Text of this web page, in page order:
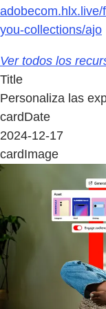
you-collections/ajo
Ver todos los
Title
Personaliza las
cardDate
2024-12-17
cardImage